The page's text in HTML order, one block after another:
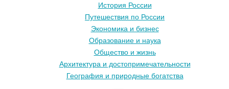
История России
Путешествия по России
Экономика и бизнес
Образование и наука
Общество и жизнь
Архитектура и достопримечательности
География и природные богатства